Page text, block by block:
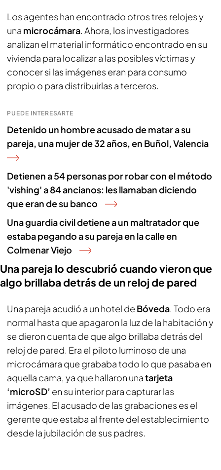
Los agentes han encontrado otros tres relojes y
una microcámara. Ahora, los investigadores
analizan el material informático encontrado en su
vivienda para localizar a las posibles víctimas y
conocer si las imágenes eran para consumo
propio o para distribuirlas a terceros.
PUEDE INTERESARTE
Detenido un hombre acusado de matar a su
pareja, una mujer de 32 años, en Buñol, Valencia
Detienen a 54 personas por robar con el método
'vishing' a 84 ancianos: les llamaban diciendo
que eran de su banco
Una guardia civil detiene a un maltratador que
estaba pegando a su pareja en la calle en
Colmenar Viejo
Una pareja lo descubrió cuando vieron que
algo brillaba detrás de un reloj de pared
Una pareja acudió a un hotel de Bóveda. Todo era
normal hasta que apagaron la luz de la habitación y
se dieron cuenta de que algo brillaba detrás del
reloj de pared. Era el piloto luminoso de una
microcámara que grababa todo lo que pasaba en
aquella cama, ya que hallaron unatarjeta
‘microSD’ en su interior para capturar las
imágenes. El acusado de las grabaciones es el
gerente que estaba al frente del establecimiento
desde la jubilación de sus padres.